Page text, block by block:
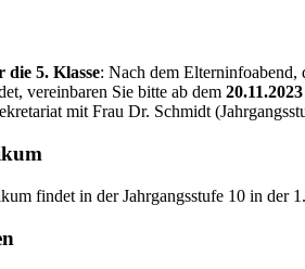
5. Klasse: Nach dem
vereinbaren Sie bitte ab dem 20.11.2023
mit Frau Dr. Schmidt
findet in der Jahrgangsstufe 10 in der